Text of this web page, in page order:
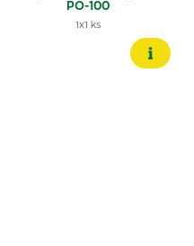
PO-100
1x1 ks